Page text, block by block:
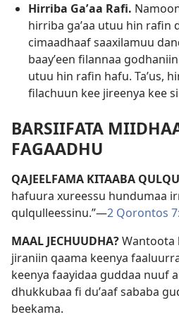
Hirriba Gaʼaa Rafi.
hirriba gaʼaa utuu hin rafin
cimaadhaaf saaxilamuu
baayʼeen filannaa
utuu hin rafin hafu. Taʼus,
filachuun kee jireenya kee
BARSIIFATA
FAGAADHU
QAJEELFAMA KITAABA
hafuura xureessu hundumaa
qulqulleessinu.”—2 Qorontos
MAAL JECHUUDHA?Wantoota
jiraniin qaama keenya
keenya faayidaa guddaa nuuf
dhukkubaa fi duʼaaf sababa
beekama.